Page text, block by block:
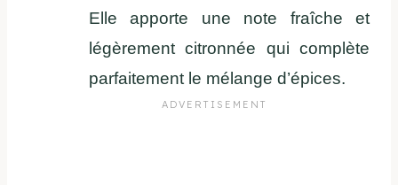
Elle apporte une note fraîche et
légèrement citronnée qui complète
parfaitement le mélange d’épices.